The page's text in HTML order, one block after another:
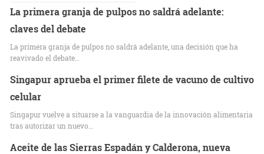
La primera granja de pulpos no saldrá adelante:
claves del debate
La primera granja de pulpos no saldrá adelante, una decisión que ha
reavivado el debate…
Singapur aprueba el primer filete de vacuno de cultivo
celular
Singapur vuelve a situarse a la vanguardia de la innovación alimentaria
tras autorizar un nuevo…
Aceite de las Sierras Espadán y Calderona, nueva